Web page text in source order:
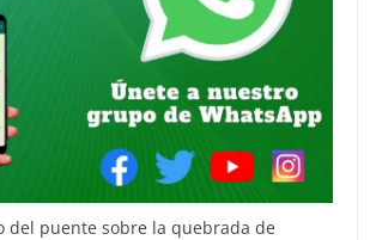
del puente sobre la quebrada de